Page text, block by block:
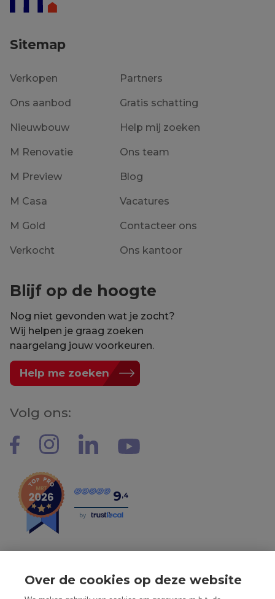
Sitemap
Verkopen
Ons aanbod
Nieuwbouw
M Renovatie
M Preview
M Casa
M Gold
Verkocht
Partners
Gratis schatting
Help mij zoeken
Ons team
Blog
Vacatures
Contacteer ons
Ons kantoor
Blijf op de hoogte
Nog niet gevonden wat je zocht?
Wij helpen je graag zoeken
naargelang jouw voorkeuren.
Help me zoeken
Volg ons:
9,4
by
Over de cookies op deze website